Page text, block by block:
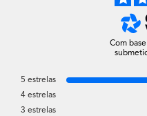
Com
5 estrelas
4 estrelas
3 estrelas